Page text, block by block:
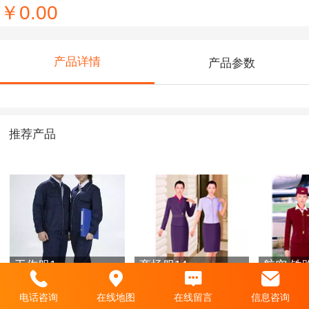
￥0.00
产品详情 产品参数
推荐产品
工作服1 商场服14 航空 铁
电话咨询 在线地图 在线留言 信息咨询